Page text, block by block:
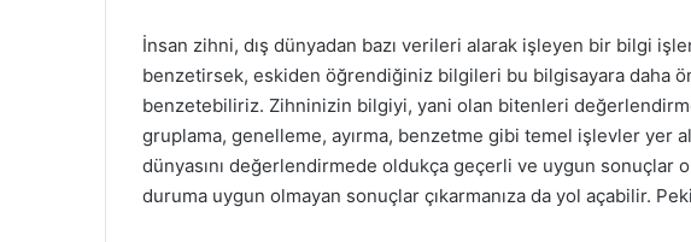
r
e
-
p
o
s
İnsan zihni, dış dünyadan bazı verileri alarak işleyen bir bilgi
benzetirsek, eskiden öğrendiğiniz bilgileri bu bilgisayara daha
benzetebiliriz. Zihninizin bilgiyi, yani olan bitenleri
gruplama, genelleme, ayırma, benzetme gibi temel işlevler yer
dünyasını değerlendirmede oldukça geçerli ve uygun sonuçlar
duruma uygun olmayan sonuçlar çıkarmanıza da yol açabilir.